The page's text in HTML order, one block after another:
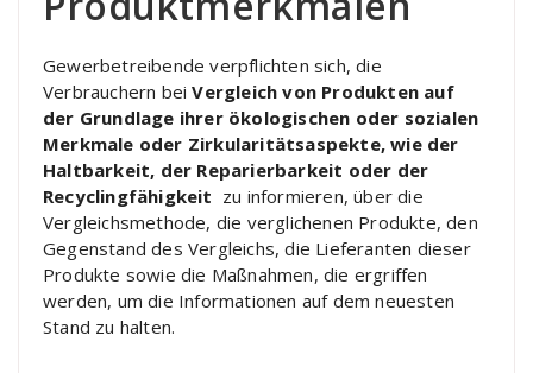
Gewerbetreibende verpflichten sich, die
Verbrauchern beiVergleich von Produkten auf
der Grundlage ihrer ökologischen oder sozialen
Merkmale oder Zirkularitätsaspekte, wie der
Haltbarkeit, der Reparierbarkeit oder der
Recyclingfähigkeit zu informieren, über die
Vergleichsmethode, die verglichenen Produkte, den
Gegenstand des Vergleichs, die Lieferanten dieser
Produkte sowie die Maßnahmen, die ergriffen
werden, um die Informationen auf dem neuesten
Stand zu halten.